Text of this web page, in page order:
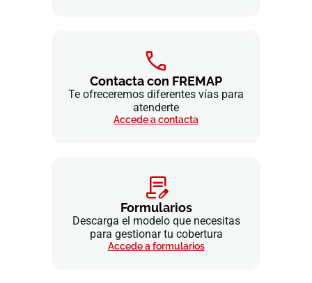
Contacta con FREMAP
Te ofreceremos diferentes vías para
atenderte
Accede a contacta
Formularios
Descarga el modelo que necesitas
para gestionar tu cobertura
Accede a formularios